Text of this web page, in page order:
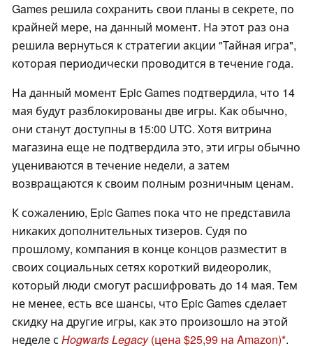
Games решила сохранить свои планы в секрете, по
крайней мере, на данный момент. На этот раз она
решила вернуться к стратегии акции "Тайная игра",
которая периодически проводится в течение года.
На данный момент Epic Games подтвердила, что 14
мая будут разблокированы две игры. Как обычно,
они станут доступны в 15:00 UTC. Хотя витрина
магазина еще не подтвердила это, эти игры обычно
уцениваются в течение недели, а затем
возвращаются к своим полным розничным ценам.
К сожалению, Epic Games пока что не представила
никаких дополнительных тизеров. Судя по
прошлому, компания в конце концов разместит в
своих социальных сетях короткий видеоролик,
который люди смогут расшифровать до 14 мая. Тем
не менее, есть все шансы, что Epic Games сделает
скидку на другие игры, как это произошло на этой
неделе с HogwartsLegacy (цена $25,99 на Amazon) .